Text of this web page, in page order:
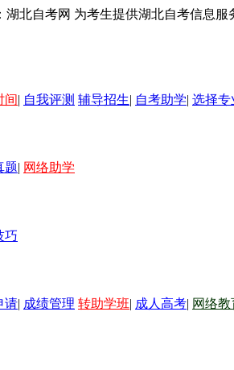
湖北自考网 为考生提供湖北自考信息
间| 自我评测 辅导招生| 自考助学| 选择专
题| 网络助学
巧
请| 成绩管理 转助学班| 成人高考| 网络教